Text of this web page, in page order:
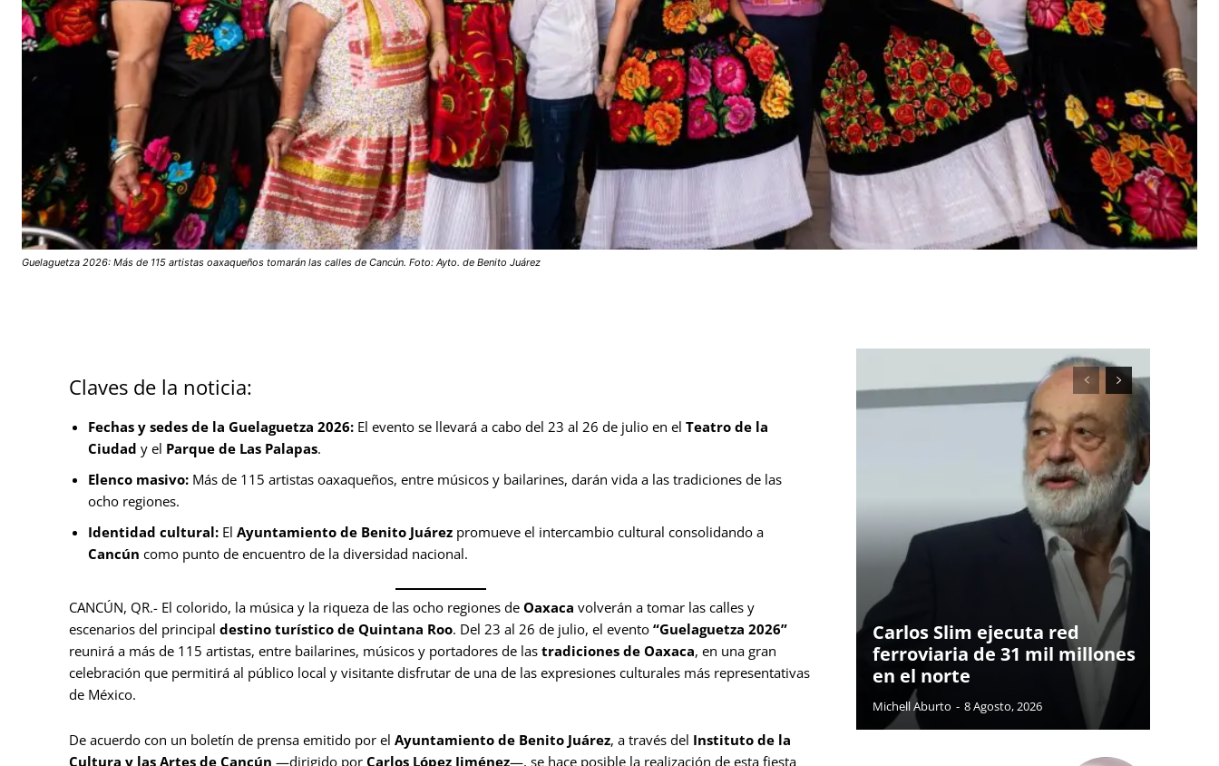
Guelaguetza 2026: Más de 115 artistas oaxaqueños tomarán las calles de Cancún. Foto: Ayto. de Benito Juárez
Claves de la noticia:
Fechas y sedes de la Guelaguetza 2026: El evento se llevará a cabo del 23 al 26 de julio en el Teatro de la
Ciudad y el Parque de Las Palapas.
Elenco masivo: Más de 115 artistas oaxaqueños, entre músicos y bailarines, darán vida a las tradiciones de las
ocho regiones.
Identidad cultural: El Ayuntamiento de Benito Juárez promueve el intercambio cultural consolidando a
Cancún como punto de encuentro de la diversidad nacional.
CANCÚN, QR.- El colorido, la música y la riqueza de las ocho regiones de Oaxaca volverán a tomar las calles y
escenarios del principal destino turístico de Quintana Roo. Del 23 al 26 de julio, el evento “Guelaguetza 2026”
reunirá a más de 115 artistas, entre bailarines, músicos y portadores de las tradiciones de Oaxaca, en una gran
celebración que permitirá al público local y visitante disfrutar de una de las expresiones culturales más representativas
de México.
De acuerdo con un boletín de prensa emitido por el Ayuntamiento de Benito Juárez, a través del Instituto de la
Cultura y las Artes de Cancún —dirigido por Carlos López Jiménez—, se hace posible la realización de esta fiesta
Carlos Slim ejecuta red
ferroviaria de 31 mil millones
en el norte
Michell Aburto - 8 Agosto, 2026